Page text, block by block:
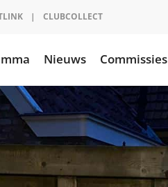
| CLUBCOLLECT
Nieuws Commissies